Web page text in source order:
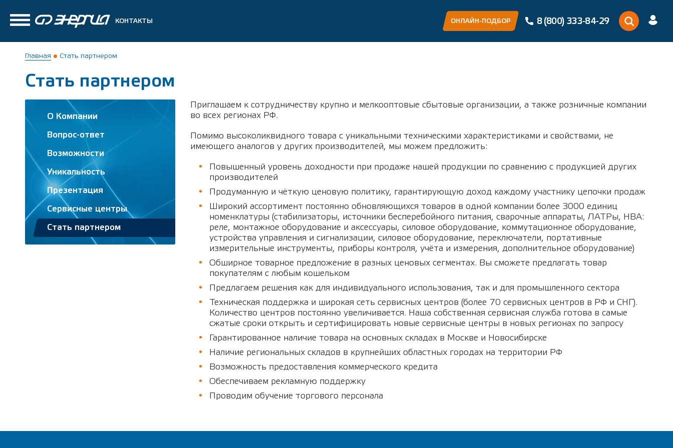
КОНТАКТЫ ОНЛАЙН-ПОДБОР 8 (800) 333-84-29
Главная Стать партнером
Стать партнером
О Компании
Вопрос-ответ
Возможности
Уникальность
Презентация
Сервисные центры
Стать партнером
Приглашаем к сотрудничеству крупно и мелкооптовые сбытовые организации, а также розничные компании
во всех регионах РФ.
Помимо высоколиквидного товара с уникальными техническими характеристиками и свойствами, не
имеющего аналогов у других производителей, мы можем предложить:
Повышенный уровень доходности при продаже нашей продукции по сравнению с продукцией других
производителей
Продуманную и чёткую ценовую политику, гарантирующую доход каждому участнику цепочки продаж
Широкий ассортимент постоянно обновляющихся товаров в одной компании более 3000 единиц
номенклатуры (стабилизаторы, источники бесперебойного питания, сварочные аппараты, ЛАТРы, НВА:
реле, монтажное оборудование и аксессуары, силовое оборудование, коммутационное оборудование,
устройства управления и сигнализации, силовое оборудование, переключатели, портативные
измерительные инструменты, приборы контроля, учёта и измерения, дополнительное оборудование)
Обширное товарное предложение в разных ценовых сегментах. Вы сможете предлагать товар
покупателям с любым кошельком
Предлагаем решения как для индивидуального использования, так и для промышленного сектора
Техническая поддержка и широкая сеть сервисных центров (более 70 сервисных центров в РФ и СНГ).
Количество центров постоянно увеличивается. Наша собственная сервисная служба готова в самые
сжатые сроки открыть и сертифицировать новые сервисные центры в новых регионах по запросу
Гарантированное наличие товара на основных складах в Москве и Новосибирске
Наличие региональных складов в крупнейших областных городах на территории РФ
Возможность предоставления коммерческого кредита
Обеспечиваем рекламную поддержку
Проводим обучение торгового персонала